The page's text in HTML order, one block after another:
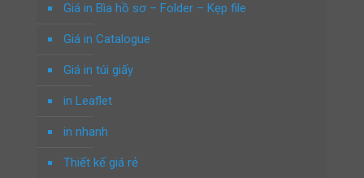
Giá in Bìa hồ sơ – Folder – Kẹp file
Giá in Catalogue
Giá in túi giấy
in Leaflet
in nhanh
Thiết kế giá rẻ